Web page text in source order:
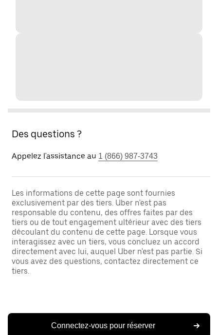
Des questions ?
Appelez l'assistance au 1 (866) 987-3743
Les informations de cette page sont fournies
exclusivement par des tiers. Uber n'est pas
responsable du contenu, des offres faites par des
tiers ou de tout engagement ultérieur avec des tiers
découlant du contenu de cette page. Lorsque vous
interagissez avec un tiers, vous concluez un accord
directement avec lui, auquel Uber n'est pas partie. Si
vous avez des questions, contactez directement ce
tiers.
Connectez-vous pour réserver